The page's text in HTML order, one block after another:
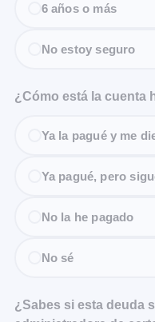
6 años o más
No estoy seguro
¿Cómo está la cuenta
Ya la pagué y me
Ya pagué, pero
No la he pagado
No sé
¿Sabes si esta deuda